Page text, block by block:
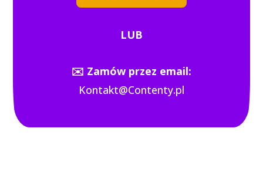
LUB
✉️ Zamów przez email:
Kontakt@Contenty.pl